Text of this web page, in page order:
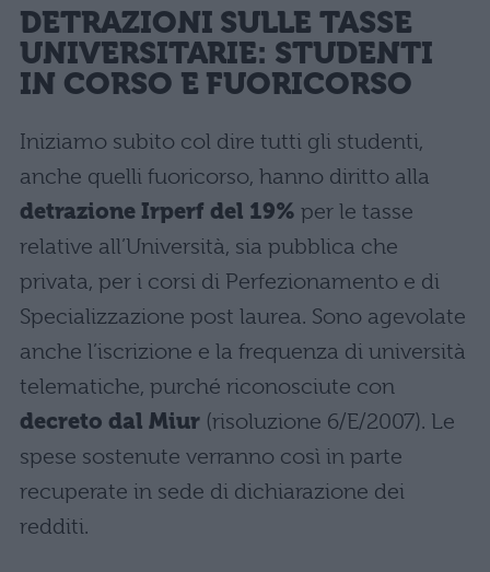
DETRAZIONI SULLE TASSE
UNIVERSITARIE: STUDENTI
IN CORSO E FUORICORSO
Iniziamo subito col dire tutti gli studenti,
anche quelli fuoricorso, hanno diritto alla
detrazione Irperf del 19% per le tasse
relative all’Università, sia pubblica che
privata, per i corsi di Perfezionamento e di
Specializzazione post laurea. Sono agevolate
anche l’iscrizione e la frequenza di università
telematiche, purché riconosciute con
decreto dal Miur (risoluzione 6/E/2007). Le
spese sostenute verranno così in parte
recuperate in sede di dichiarazione dei
redditi.